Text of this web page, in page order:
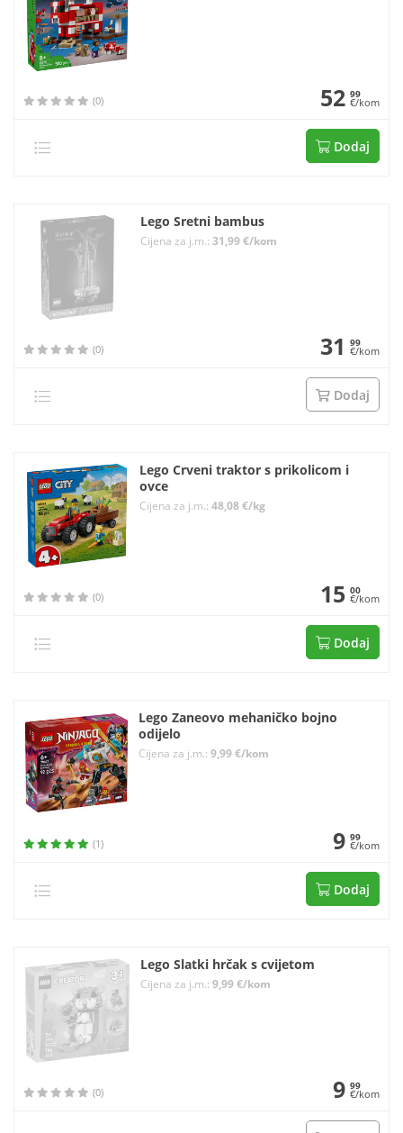
(0) 52 99
€/kom
Dodaj
Lego Sretni bambus
Cijena za j.m.: 31,99 €/kom
(0) 31 99
€/kom
Dodaj
Lego Crveni traktor s prikolicom i
ovce
Cijena za j.m.:48,08 €/kg
(0) 15 00
€/kom
Dodaj
Lego Zaneovo mehaničko bojno
odijelo
Cijena za j.m.:9,99 €/kom
(1) 9 99
€/kom
Dodaj
Lego Slatki hrčak s cvijetom
Cijena za j.m.: 9,99 €/kom
(0) 9 99
€/kom